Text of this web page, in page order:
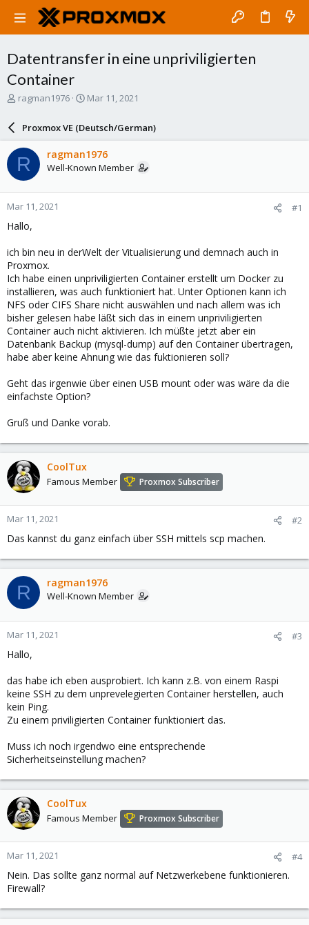
Datentransfer in eine unpriviligierten
Container
T
a
d
s
t
a
r
t
e
ragman1976
S
r
d
a
e
Mar 11, 2021
Proxmox VE (Deutsch/German)
R ragman1976
Well-Known Member
Mar 11, 2021 #1
Hallo,
ich bin neu in derWelt der Vitualisierung und demnach auch in
Proxmox.
Ich habe einen unpriviligierten Container erstellt um Docker zu
installieren, was auch funktioniert hat. Unter Optionen kann ich
NFS oder CIFS Share nicht auswählen und nach allem was ich
bisher gelesen habe läßt sich das in einem unpriviligierten
Container auch nicht aktivieren. Ich müßte jetzt aber ein
Datenbank Backup (mysql-dump) auf den Container übertragen,
habe aber keine Ahnung wie das fuktionieren soll?
Geht das irgenwie über einen USB mount oder was wäre da die
einfachste Option?
Gruß und Danke vorab.
CoolTux
Famous Member Proxmox Subscriber
Mar 11, 2021 #2
Das kannst du ganz einfach über SSH mittels scp machen.
R ragman1976
Well-Known Member
Mar 11, 2021 #3
Hallo,
das habe ich eben ausprobiert. Ich kann z.B. von einem Raspi
keine SSH zu dem unprevelegierten Container herstellen, auch
kein Ping.
Zu einem priviligierten Container funktioniert das.
Muss ich noch irgendwo eine entsprechende
Sicherheitseinstellung machen?
CoolTux
Famous Member Proxmox Subscriber
Mar 11, 2021 #4
Nein. Das sollte ganz normal auf Netzwerkebene funktionieren.
Firewall?